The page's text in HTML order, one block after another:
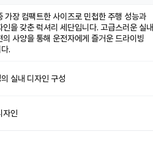
가장 컴팩트한 사이즈로 민첩한 주행 성능과
을 갖춘 럭셔리 세단입니다. 고급스러운 실내
의 사양을 통해 운전자에게 즐거운 드라이빙
.
실내 디자인 구성
자인